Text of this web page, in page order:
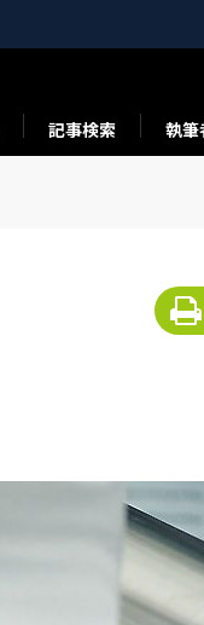
記事検索 執筆